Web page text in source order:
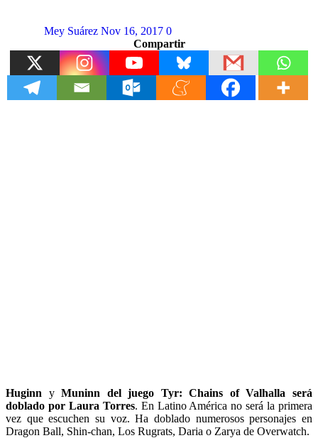
Mey Suárez Nov 16, 2017 0
Compartir
Huginn yMuninn del juego Tyr: Chains of Valhalla será
doblado por Laura Torres. En Latino América no será la primera
vez que escuchen su voz. Ha doblado numerosos personajes en
Dragon Ball, Shin-chan, Los Rugrats, Daria o Zarya de Overwatch.